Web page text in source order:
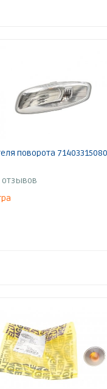
поворота
отзывов